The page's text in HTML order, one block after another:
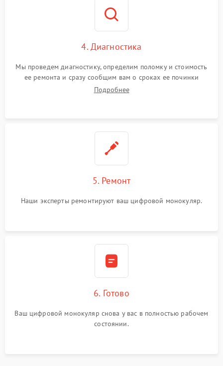
4. Диагностика
Мы проведем диагностику, определим поломку и стоимость
ее ремонта и сразу сообщим вам о сроках ее починки
Подробнее
5. Ремонт
Наши эксперты ремонтируют ваш цифровой монокуляр.
6. Готово
Ваш цифровой монокуляр снова у вас в полностью рабочем
состоянии.